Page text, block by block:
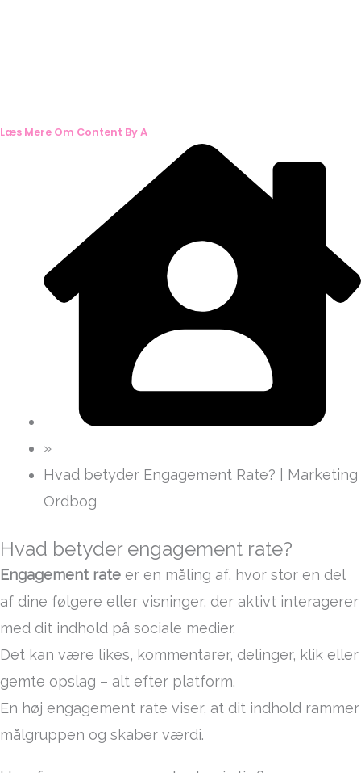
Læs Mere Om Content By A
»
Hvad betyder Engagement Rate? | Marketing
Ordbog
Hvad betyder engagement rate?
Engagement rate er en måling af, hvor stor en del
af dine følgere eller visninger, der aktivt interagerer
med dit indhold på sociale medier.
Det kan være likes, kommentarer, delinger, klik eller
gemte opslag – alt efter platform.
En høj engagement rate viser, at dit indhold rammer
målgruppen og skaber værdi.